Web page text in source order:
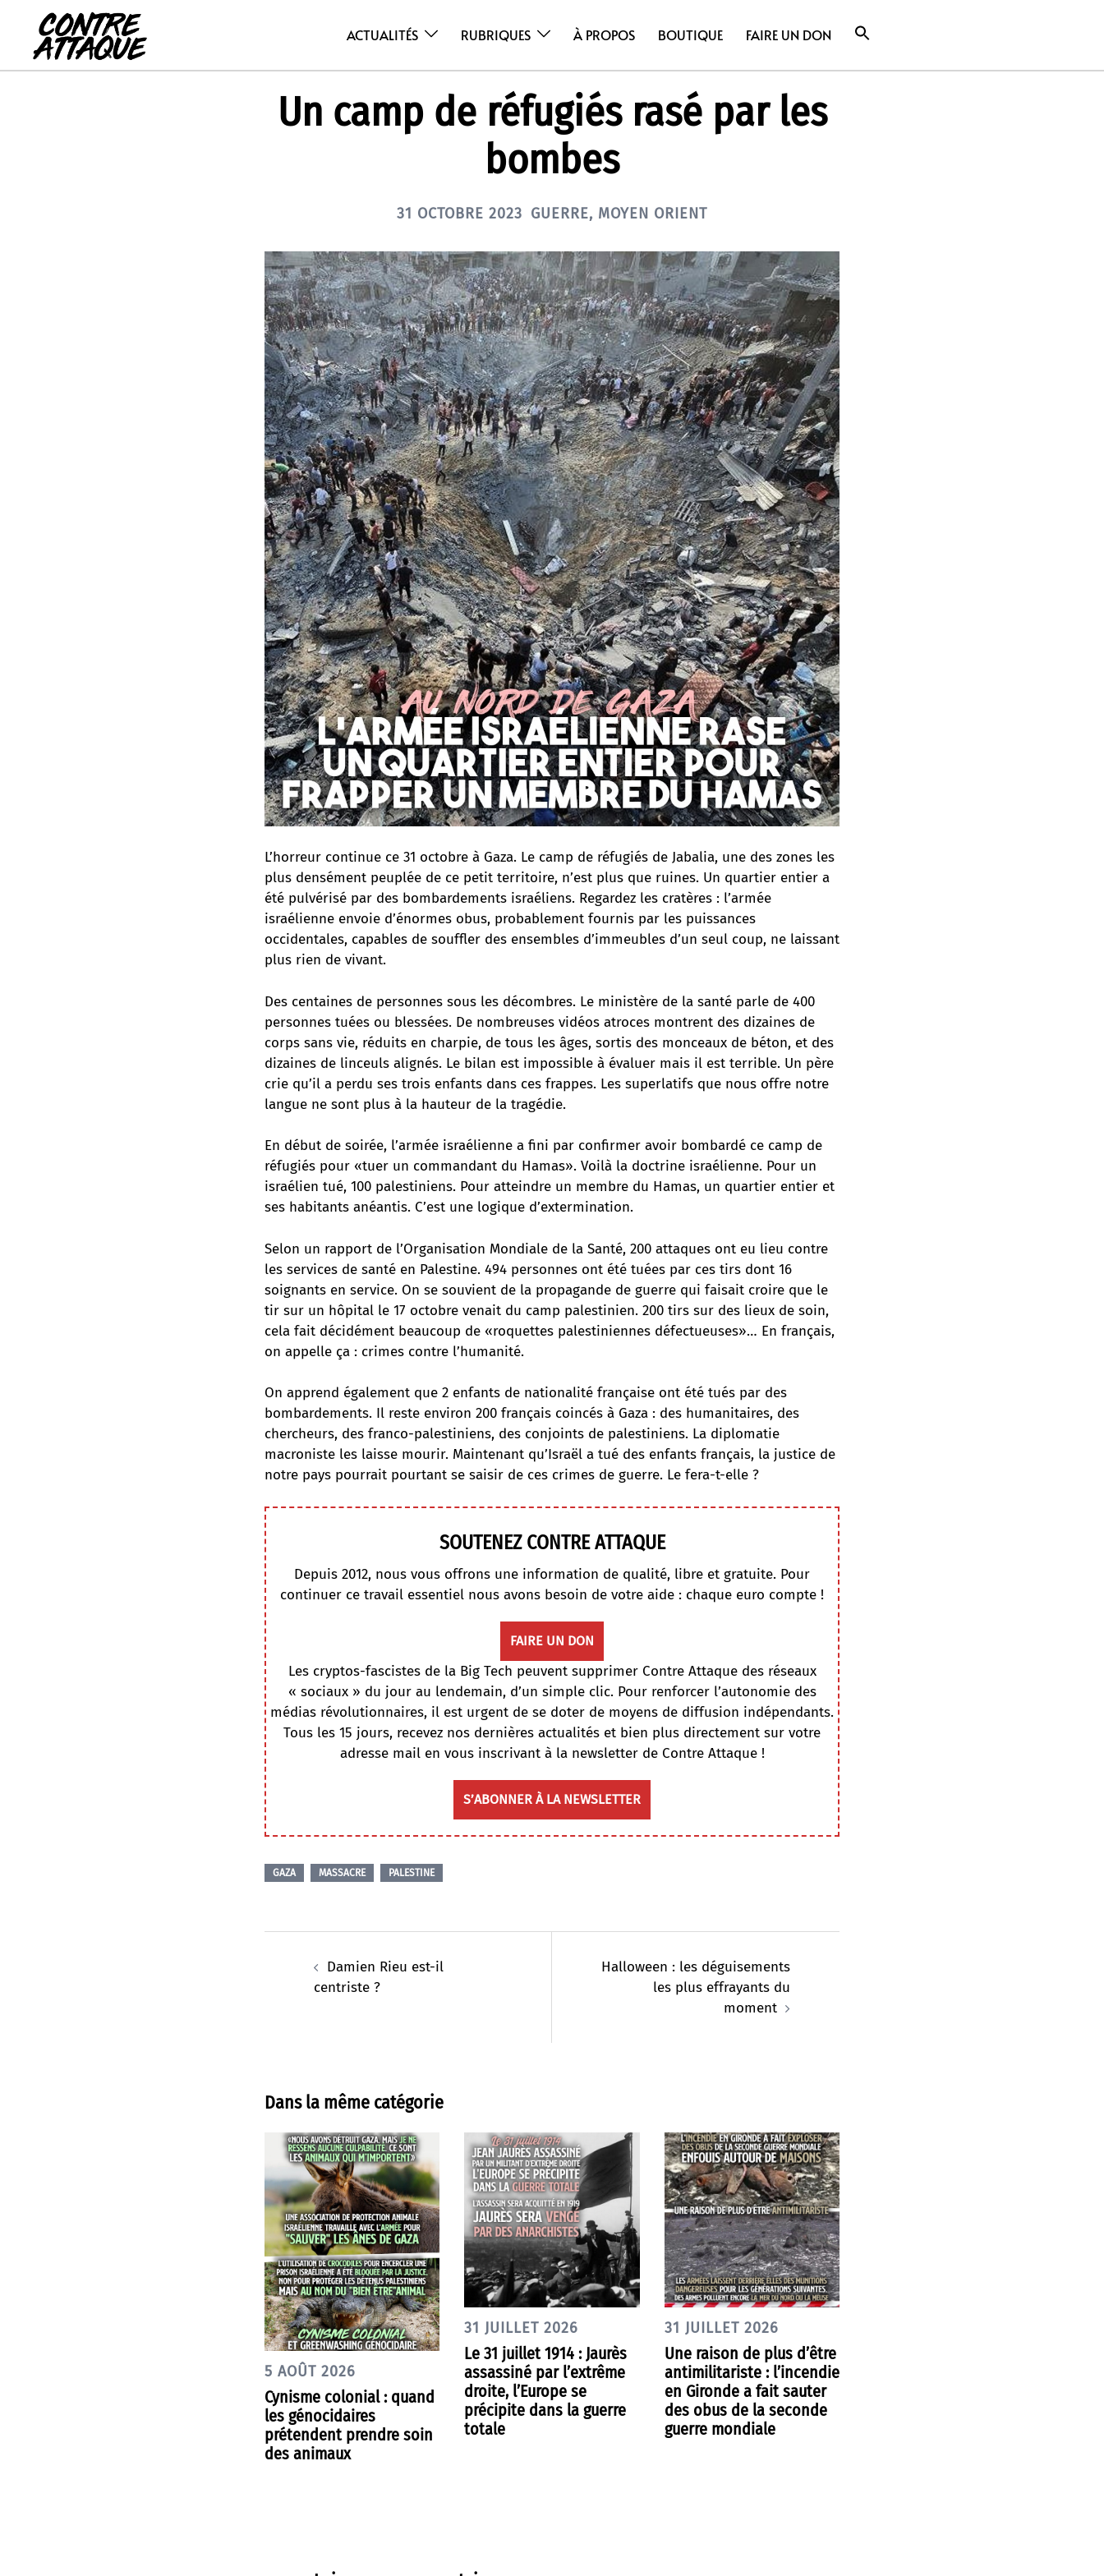
contenu
ACTUALITÉS RUBRIQUES À PROPOS BOUTIQUE FAIRE UN DON
Un camp de réfugiés rasé par les
bombes
31 OCTOBRE 2023 GUERRE, MOYEN ORIENT
L’horreur continue ce 31 octobre à Gaza. Le camp de réfugiés de Jabalia, une des zones les
plus densément peuplée de ce petit territoire, n’est plus que ruines. Un quartier entier a
été pulvérisé par des bombardements israéliens. Regardez les cratères : l’armée
israélienne envoie d’énormes obus, probablement fournis par les puissances
occidentales, capables de souffler des ensembles d’immeubles d’un seul coup, ne laissant
plus rien de vivant.
Des centaines de personnes sous les décombres. Le ministère de la santé parle de 400
personnes tuées ou blessées. De nombreuses vidéos atroces montrent des dizaines de
corps sans vie, réduits en charpie, de tous les âges, sortis des monceaux de béton, et des
dizaines de linceuls alignés. Le bilan est impossible à évaluer mais il est terrible. Un père
crie qu’il a perdu ses trois enfants dans ces frappes. Les superlatifs que nous offre notre
langue ne sont plus à la hauteur de la tragédie.
En début de soirée, l’armée israélienne a fini par confirmer avoir bombardé ce camp de
réfugiés pour «tuer un commandant du Hamas». Voilà la doctrine israélienne. Pour un
israélien tué, 100 palestiniens. Pour atteindre un membre du Hamas, un quartier entier et
ses habitants anéantis. C’est une logique d’extermination.
Selon un rapport de l’Organisation Mondiale de la Santé, 200 attaques ont eu lieu contre
les services de santé en Palestine. 494 personnes ont été tuées par ces tirs dont 16
soignants en service. On se souvient de la propagande de guerre qui faisait croire que le
tir sur un hôpital le 17 octobre venait du camp palestinien. 200 tirs sur des lieux de soin,
cela fait décidément beaucoup de «roquettes palestiniennes défectueuses»… En français,
on appelle ça : crimes contre l’humanité.
On apprend également que 2 enfants de nationalité française ont été tués par des
bombardements. Il reste environ 200 français coincés à Gaza : des humanitaires, des
chercheurs, des franco-palestiniens, des conjoints de palestiniens. La diplomatie
macroniste les laisse mourir. Maintenant qu’Israël a tué des enfants français, la justice de
notre pays pourrait pourtant se saisir de ces crimes de guerre. Le fera-t-elle ?
SOUTENEZ CONTRE ATTAQUE
Depuis 2012, nous vous offrons une information de qualité, libre et gratuite. Pour
continuer ce travail essentiel nous avons besoin de votre aide : chaque euro compte !
FAIRE UN DON
Les cryptos-fascistes de la Big Tech peuvent supprimer Contre Attaque des réseaux
« sociaux » du jour au lendemain, d’un simple clic. Pour renforcer l’autonomie des
médias révolutionnaires, il est urgent de se doter de moyens de diffusion indépendants.
Tous les 15 jours, recevez nos dernières actualités et bien plus directement sur votre
adresse mail en vous inscrivant à la newsletter de Contre Attaque !
S’ABONNER À LA NEWSLETTER
GAZA MASSACRE PALESTINE
d’articleDamien Rieu est-il
centriste ?
Halloween : les déguisements
les plus effrayants du
moment
Dans la même catégorie
5 AOÛT 2026
Cynisme colonial : quand
les génocidaires
prétendent prendre soin
des animaux
31 JUILLET 2026
Le 31 juillet 1914 : Jaurès
assassiné par l’extrême
droite, l’Europe se
précipite dans la guerre
totale
31 JUILLET 2026
Une raison de plus d’être
antimilitariste : l’incendie
en Gironde a fait sauter
des obus de la seconde
guerre mondiale